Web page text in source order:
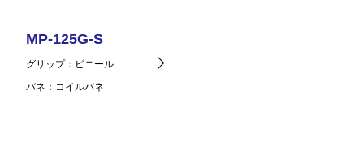
MP-125G-S
グリップ
ビニール
バネ
コイルバネ